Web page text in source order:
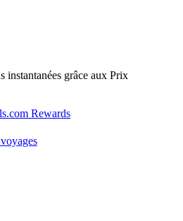
instantanées grâce aux Prix
Rewards